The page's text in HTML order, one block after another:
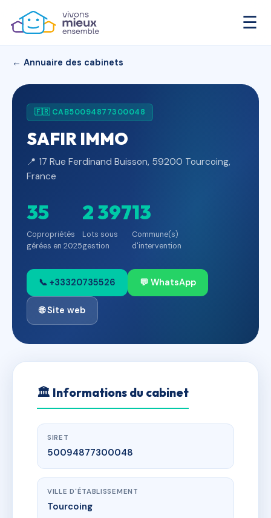
☰
← Annuaire des cabinets
🇫🇷 CAB50094877300048
SAFIR IMMO
📍 17 Rue Ferdinand Buisson, 59200 Tourcoing,
France
35
Copropriétés
gérées en 2025
2 397
Lots sous
gestion
13
Commune(s)
d'intervention
📞 +33320735526 💬 WhatsApp
🌐 Site web
🏛 Informations du cabinet
SIRET
50094877300048
VILLE D'ÉTABLISSEMENT
Tourcoing